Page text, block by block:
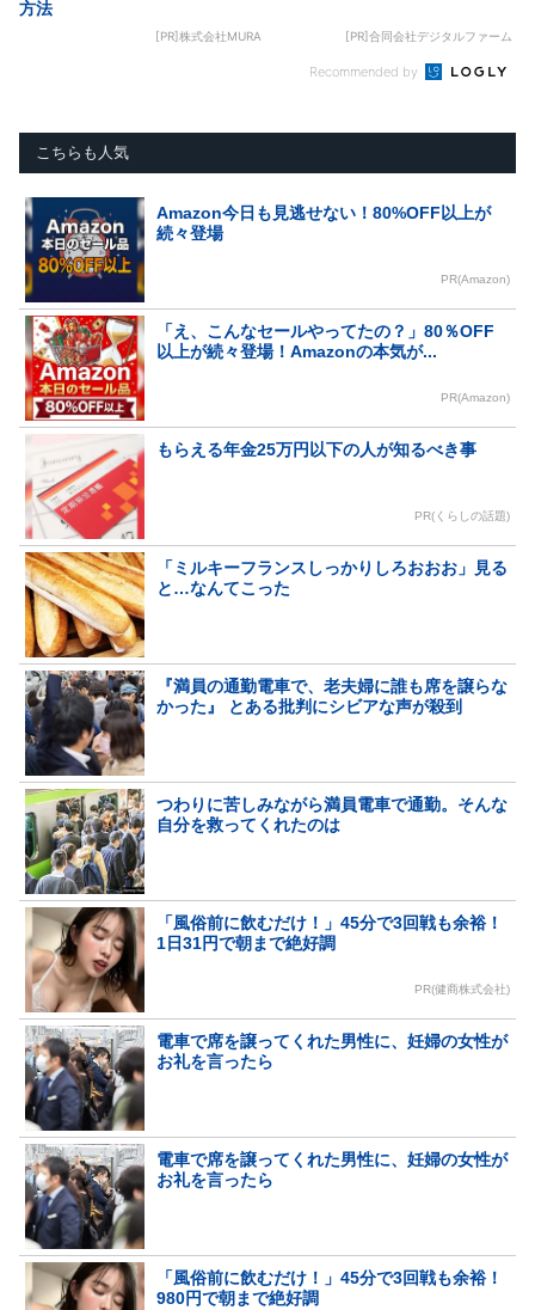
方法
[PR]株式会社MURA [PR]合同会社デジタルファーム
Recommended by
こちらも人気
Amazon今日も見逃せない！80%OFF以上が
続々登場
PR(Amazon)
「え、こんなセールやってたの？」80％OFF
以上が続々登場！Amazonの本気が...
PR(Amazon)
もらえる年金25万円以下の人が知るべき事
PR(くらしの話題)
「ミルキーフランスしっかりしろおおお」見る
と…なんてこった
『満員の通勤電車で、老夫婦に誰も席を譲らな
かった』 とある批判にシビアな声が殺到
つわりに苦しみながら満員電車で通勤。そんな
自分を救ってくれたのは
「風俗前に飲むだけ！」45分で3回戦も余裕！
1日31円で朝まで絶好調
PR(健商株式会社)
電車で席を譲ってくれた男性に、妊婦の女性が
お礼を言ったら
電車で席を譲ってくれた男性に、妊婦の女性が
お礼を言ったら
「風俗前に飲むだけ！」45分で3回戦も余裕！
980円で朝まで絶好調